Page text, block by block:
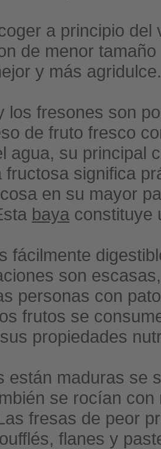
a principio
de menor
y más agridulce.
los fresones son
de fruto fresco
agua, su principal
fructosa significa
en su mayor
baya constituye
fácilmente
son
personas con
frutos se
propiedades
están maduras se
se rocían
fresas de peor
flanes y